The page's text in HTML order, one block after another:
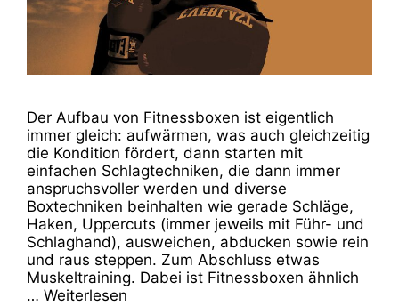
Der Aufbau von Fitnessboxen ist eigentlich
immer gleich: aufwärmen, was auch gleichzeitig
die Kondition fördert, dann starten mit
einfachen Schlagtechniken, die dann immer
anspruchsvoller werden und diverse
Boxtechniken beinhalten wie gerade Schläge,
Haken, Uppercuts (immer jeweils mit Führ- und
Schlaghand), ausweichen, abducken sowie rein
und raus steppen. Zum Abschluss etwas
Muskeltraining. Dabei ist Fitnessboxen ähnlich
… Weiterlesen